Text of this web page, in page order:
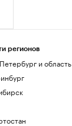
регионов
и область